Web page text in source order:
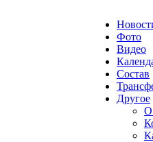
Фото
Видео
Состав
Другое
О